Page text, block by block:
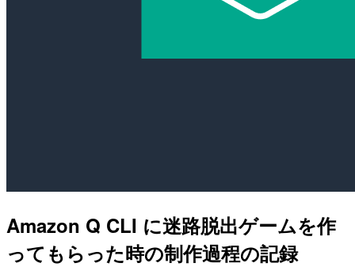
Amazon Q CLI に迷路脱出ゲームを作
ってもらった時の制作過程の記録